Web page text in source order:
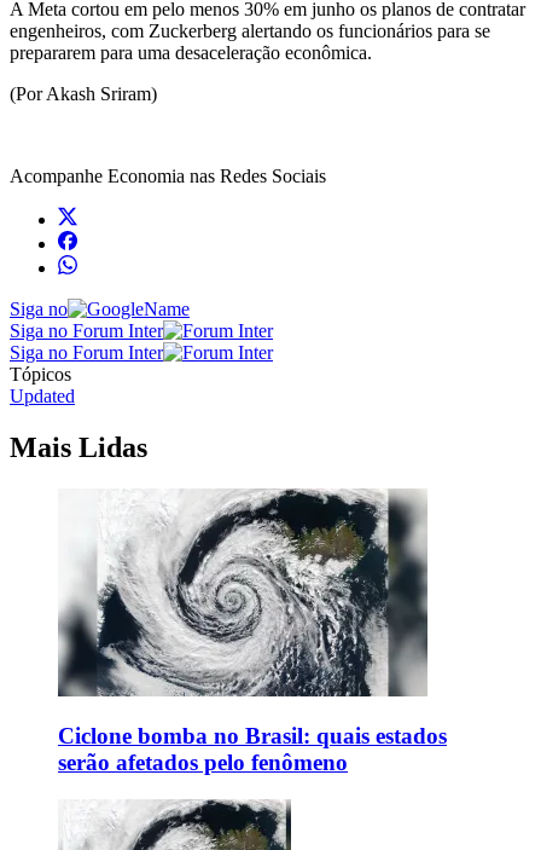
A Meta cortou em pelo menos 30% em junho os planos de contratar
engenheiros, com Zuckerberg alertando os funcionários para se
prepararem para uma desaceleração econômica.
(Por Akash Sriram)
Acompanhe Economia nas Redes Sociais
Siga no
Siga no Forum Inter
Siga no Forum Inter
Tópicos
Updated
Mais Lidas
Ciclone bomba no Brasil: quais estados
serão afetados pelo fenômeno